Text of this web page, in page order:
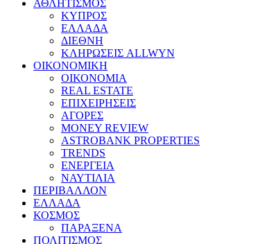
ΑΘΛΗΤΙΣΜΟΣ
ΚΥΠΡΟΣ
ΕΛΛΑΔΑ
ΔΙΕΘΝΗ
ΚΛΗΡΩΣΕΙΣ ALLWYN
ΟΙΚΟΝΟΜΙΚΗ
ΟΙΚΟΝΟΜΙΑ
REAL ESTATE
ΕΠΙΧΕΙΡΗΣΕΙΣ
ΑΓΟΡΕΣ
MONEY REVIEW
ASTROBANK PROPERTIES
TRENDS
ΕΝΕΡΓΕΙΑ
ΝΑΥΤΙΛΙΑ
ΠΕΡΙΒΑΛΛΟΝ
ΕΛΛΑΔΑ
ΚΟΣΜΟΣ
ΠΑΡΑΞΕΝΑ
ΠΟΛΙΤΙΣΜΟΣ